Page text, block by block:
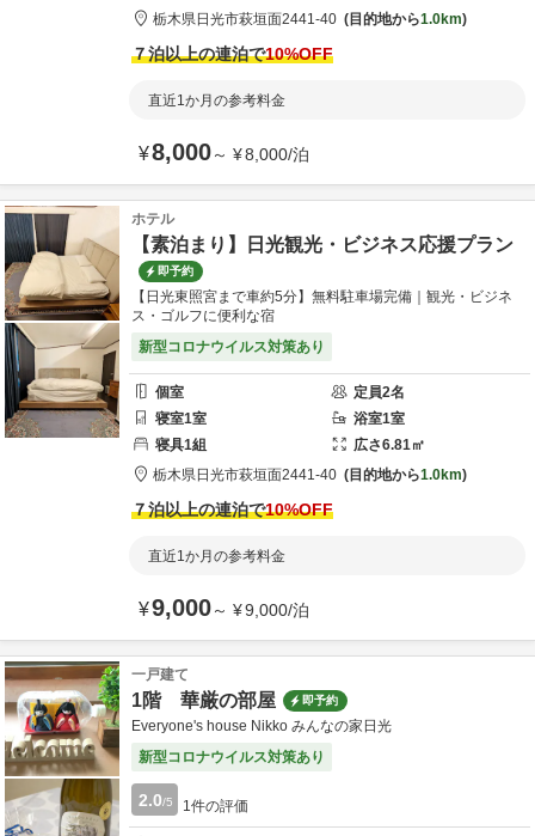
栃木県日光市萩垣面2441-40 目的地から1.0km
７泊以上の連泊で10%OFF
直近1か月の参考料金
¥8,000～ ¥8,000/泊
ホテル
【素泊まり】日光観光・ビジネス応援プラン
即予約
【日光東照宮まで車約5分】無料駐車場完備｜観光・ビジネ
ス・ゴルフに便利な宿
新型コロナウイルス対策あり
個室 定員2名
寝室1室 浴室1室
寝具1組 広さ6.81㎡
栃木県日光市萩垣面2441-40 目的地から1.0km
７泊以上の連泊で10%OFF
直近1か月の参考料金
¥9,000～ ¥9,000/泊
一戸建て
1階 華厳の部屋 即予約
Everyone's house Nikko みんなの家日光
新型コロナウイルス対策あり
2.0/5 1件の評価